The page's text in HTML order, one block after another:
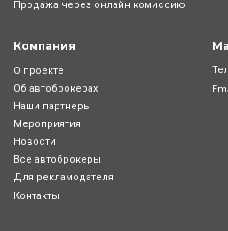
Продажа через онлайн комиссию
Компания
О проекте
Об автоброкерах
Наши партнеры
Мероприятия
Новости
Все автоброкеры
Для рекламодателя
Контакты